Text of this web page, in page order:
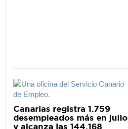
Canarias registra 1.759
desempleados más en julio
y alcanza las 144.168